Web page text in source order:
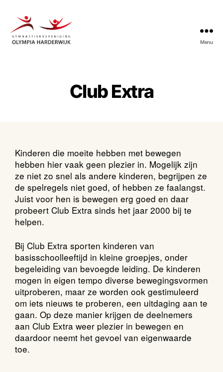
Menu
Club Extra
Kinderen die moeite hebben met bewegen
hebben hier vaak geen plezier in. Mogelijk zijn
ze niet zo snel als andere kinderen, begrijpen ze
de spelregels niet goed, of hebben ze faalangst.
Juist voor hen is bewegen erg goed en daar
probeert Club Extra sinds het jaar 2000 bij te
helpen.
Bij Club Extra sporten kinderen van
basisschoolleeftijd in kleine groepjes, onder
begeleiding van bevoegde leiding. De kinderen
mogen in eigen tempo diverse bewegingsvormen
uitproberen, maar ze worden ook gestimuleerd
om iets nieuws te proberen, een uitdaging aan te
gaan. Op deze manier krijgen de deelnemers
aan Club Extra weer plezier in bewegen en
daardoor neemt het gevoel van eigenwaarde
toe.